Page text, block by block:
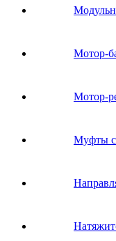
Мотор-
Мотор-
Муфты